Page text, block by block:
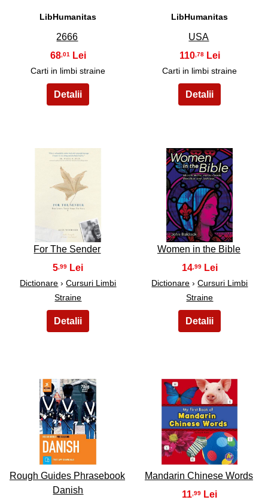
LibHumanitas
2666
68 ,01
Carti in limbi straine
LibHumanitas
USA
110,78
Carti in limbi straine
17
For The Sender
5 ,99
Dictionare ›Cursuri Limbi
Straine
18
Women in the Bible
14 ,99
Dictionare ›Cursuri Limbi
Straine
19
Rough Guides Phrasebook
Danish
20
Mandarin Chinese Words
11 ,99